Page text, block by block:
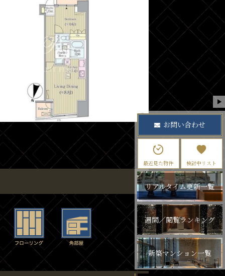
お問い合わせ
最近見た物件 検討中リスト
リアルタイム更新一覧
週間／閲覧ランキング
新築マンション一覧